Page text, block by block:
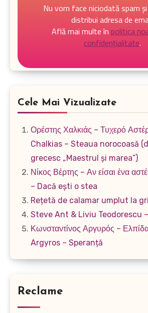
Nu vom face niciodată spam
distribui adresa de
Află mai multe în politica
confidențialitate.
Cele Mai Vizualizate
Ορέστης Χαλκιάς – Τυχερό
Chalkias – Steaua norocoasă
grecesc „Maestrul și marea”)
Νίκος Βέρτης – Αν είσαι ένα
– Dacă ești o stea
Rețetă de calamar umplut la
Steve Ant & Liviu Teodorescu
Κωνσταντίνος Αργυρός –
Argyros – Speranță
Reclame